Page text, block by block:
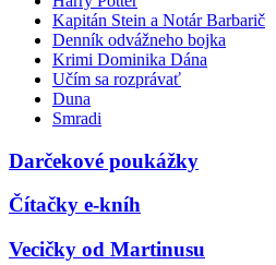
Kapitán Stein a Notár Barbarič
Denník odvážneho bojka
Krimi Dominika Dána
Učím sa rozprávať
Duna
Smradi
Darčekové poukážky
Čítačky e-kníh
Vecičky od Martinusu